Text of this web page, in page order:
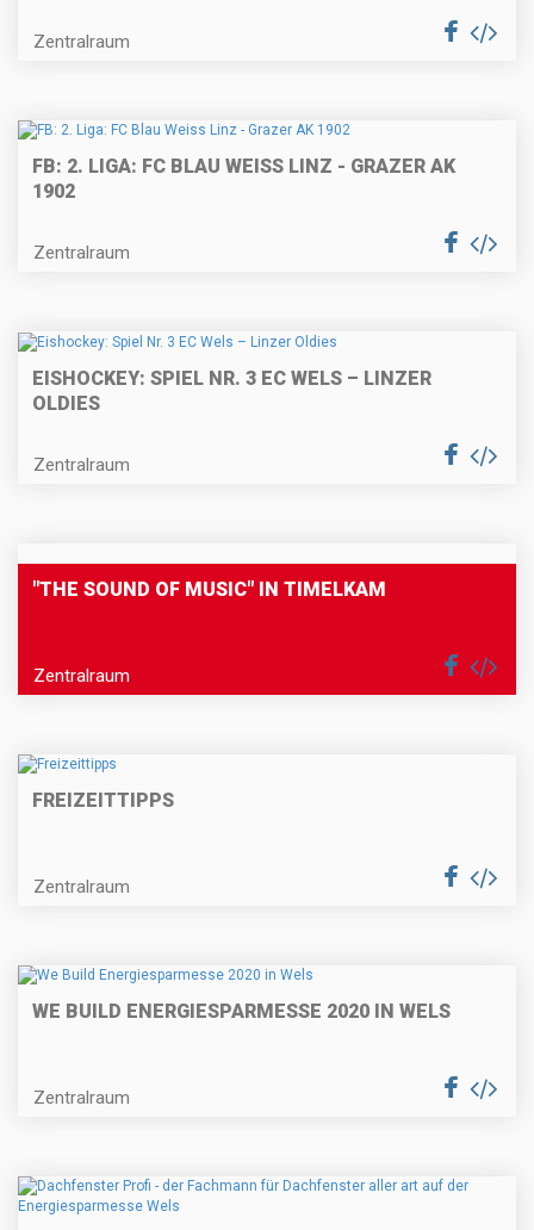
Zentralraum
FB: 2. LIGA: FC BLAU WEISS LINZ - GRAZER AK
1902
Zentralraum
EISHOCKEY: SPIEL NR. 3 EC WELS – LINZER
OLDIES
Zentralraum
"THE SOUND OF MUSIC" IN TIMELKAM
Zentralraum
FREIZEITTIPPS
Zentralraum
WE BUILD ENERGIESPARMESSE 2020 IN WELS
Zentralraum